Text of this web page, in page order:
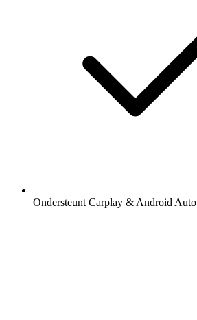
Ondersteunt Carplay & Android Auto